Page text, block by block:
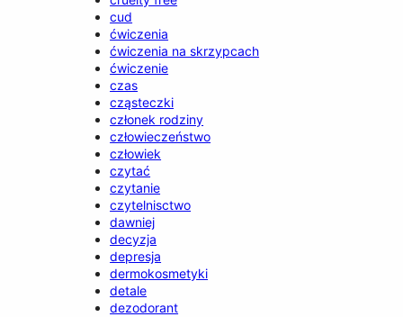
cud
ćwiczenia
ćwiczenia na skrzypcach
ćwiczenie
czas
cząsteczki
członek rodziny
człowieczeństwo
człowiek
czytać
czytanie
czytelnisctwo
dawniej
decyzja
depresja
dermokosmetyki
detale
dezodorant